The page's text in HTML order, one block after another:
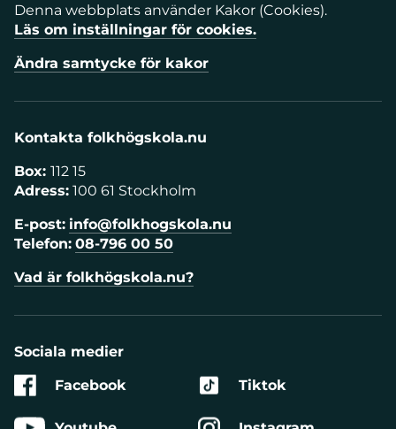
Denna webbplats använder Kakor (Cookies).
Läs om inställningar för cookies.
Ändra samtycke för kakor
Kontakta folkhögskola.nu
Box: 112 15
Adress: 100 61 Stockholm
E-post: info@folkhogskola.nu
Telefon: 08-796 00 50
Vad är folkhögskola.nu?
Sociala medier
Facebook
Tiktok